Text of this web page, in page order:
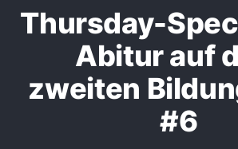
Thursday-
Abitur auf
zweiten
#6